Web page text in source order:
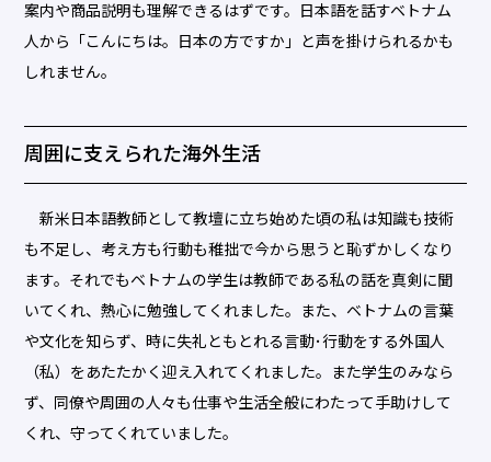
案内や商品説明も理解できるはずです。日本語を話すベトナム
人から「こんにちは。日本の方ですか」と声を掛けられるかも
しれません。
周囲に支えられた海外生活
新米日本語教師として教壇に立ち始めた頃の私は知識も技術
も不足し、考え方も行動も稚拙で今から思うと恥ずかしくなり
ます。それでもベトナムの学生は教師である私の話を真剣に聞
いてくれ、熱心に勉強してくれました。また、ベトナムの言葉
や文化を知らず、時に失礼ともとれる言動･行動をする外国人
（私）をあたたかく迎え入れてくれました。また学生のみなら
ず、同僚や周囲の人々も仕事や生活全般にわたって手助けして
くれ、守ってくれていました。